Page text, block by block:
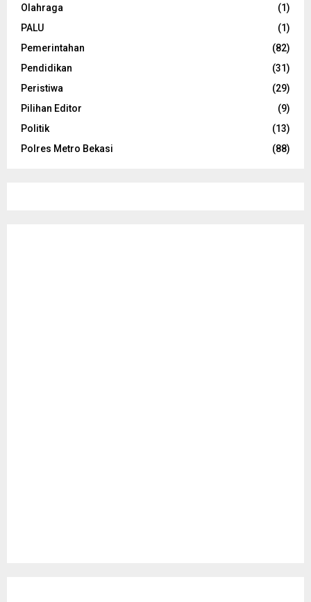
Olahraga
(1)
PALU
(1)
Pemerintahan
(82)
Pendidikan
(31)
Peristiwa
(29)
Pilihan Editor
(9)
Politik
(13)
Polres Metro Bekasi
(88)